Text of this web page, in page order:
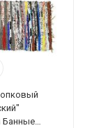
Банные